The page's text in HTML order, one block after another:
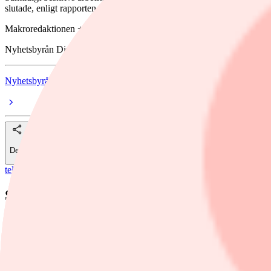
slutade, enligt rapporten.
Makroredaktionen +46 8 51917931 https://twitter.com/makroredaktion
Nyhetsbyrån Direkt
Nyhetsbyrån Direkt
Dela
telegram
STABIL SYSSELSÄTTNING MEN